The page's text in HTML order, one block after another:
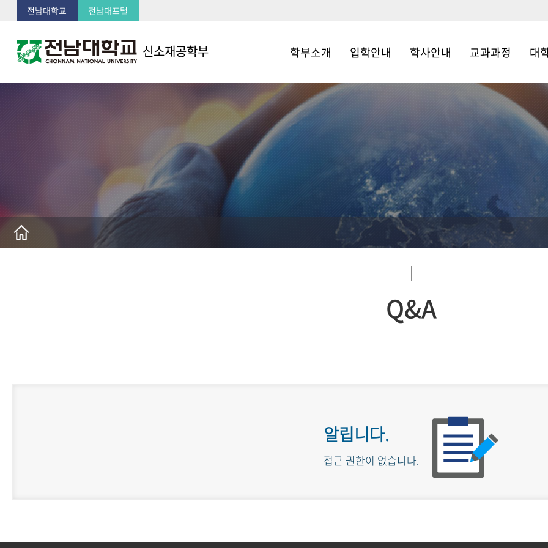
전남대학교 전남대포털
신소재공학부 학부소개
학부소개
학부연혁
교수진
입학안내
입학안내
학사안내
장학생 선발 기준
(등록금 재원장학)
공학교육인증시스
템(ABEEK)
교과과정
학부 교과과정
대학원교과과정
대
대학
학칙
학사
연구
Q&A
알립니다.
접근 권한이 없습니다.